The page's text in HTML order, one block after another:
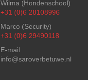
Wilma (Hondenschool)
+31 (0)6 28108996
Marco (Security)
+31 (0)6 29490118
E-mail
info@saroverbetuwe.nl